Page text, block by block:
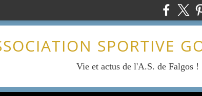
SPORTIVE
Vie et actus de l'A.S. de Falgos !